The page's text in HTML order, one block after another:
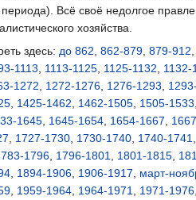
Всё своё недолгое
хозяйства.
здесь: до 862 862-879 879-912
1113 1113-1125 1125-1132 1132-
1272 1272-1276 1276-1293
1425-1462 1462-1505 1505-1533
1645 1645-1654 1654-1667
1727-1730 1730-1740 1740-1741
1796 1796-1801 1801-1815
1894-1906 1906-1917 март-
1959-1964 1964-1971 1971-1976